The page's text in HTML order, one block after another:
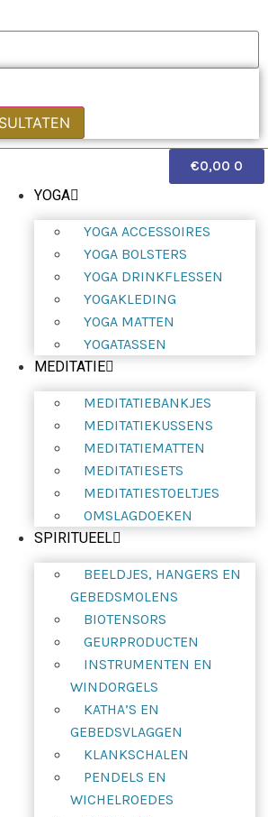
€0,00 0
YOGA
YOGA ACCESSOIRES
YOGA BOLSTERS
YOGA DRINKFLESSEN
YOGAKLEDING
YOGA MATTEN
YOGATASSEN
MEDITATIE
MEDITATIEBANKJES
MEDITATIEKUSSENS
MEDITATIEMATTEN
MEDITATIESETS
MEDITATIESTOELTJES
OMSLAGDOEKEN
SPIRITUEEL
BEELDJES, HANGERS EN
GEBEDSMOLENS
BIOTENSORS
GEURPRODUCTEN
INSTRUMENTEN EN
WINDORGELS
KATHA’S EN
GEBEDSVLAGGEN
KLANKSCHALEN
PENDELS EN
WICHELROEDES